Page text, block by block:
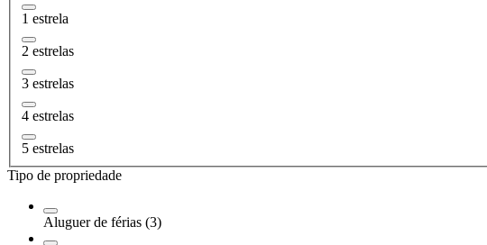
1 estrela
2 estrelas
3 estrelas
4 estrelas
5 estrelas
Tipo de propriedade
Aluguer de férias (3)